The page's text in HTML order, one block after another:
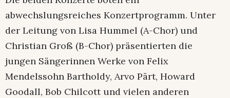
abwechslungsreiches Konzertprogramm. Unter
der Leitung von Lisa Hummel (A-Chor) und
Christian Groß (B-Chor) präsentierten die
jungen Sängerinnen Werke von Felix
Mendelssohn Bartholdy, Arvo Pärt, Howard
Goodall, Bob Chilcott und vielen anderen